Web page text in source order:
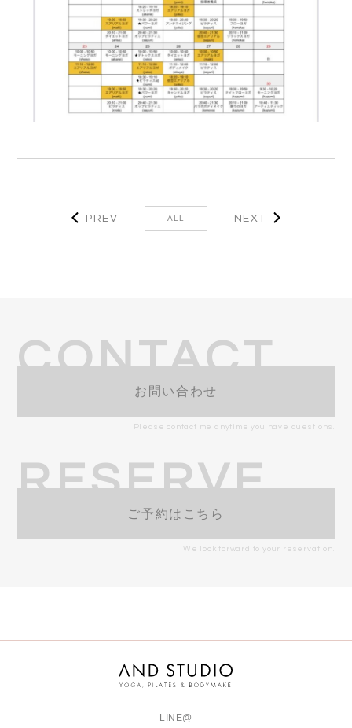
PREV ALL NEXT
CONTACT
お問い合わせ
Please contact me anytime you have questions.
RESERVE
ご予約はこちら
We look forward to your reservation.
LINE@